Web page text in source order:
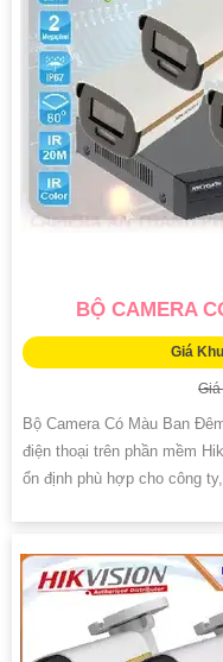
BỘ CAMERA
Giá
Bộ Camera Có Màu Ban
điện thoại trên phần mềm
ổn định phù hợp cho công